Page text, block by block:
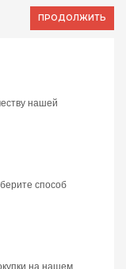
ПРОДОЛЖИТЬ
нашей
способ
на нашем